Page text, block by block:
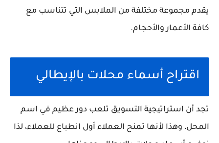
يقدم مجموعة مختلفة من الملابس التي تتناسب مع
كافة الأعمار والأحجام.
اقتراح أسماء محلات بالإيطالي
تجد أن استراتيجية التسويق تلعب دور عظيم في اسم
المحل، وهذا لأنها تمنح العملاء أول انطباع للعملاء، لذا